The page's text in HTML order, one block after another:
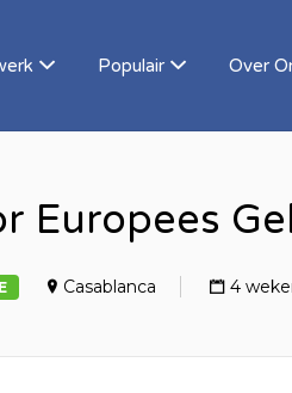
Populair Over
Europees
Casablanca 4